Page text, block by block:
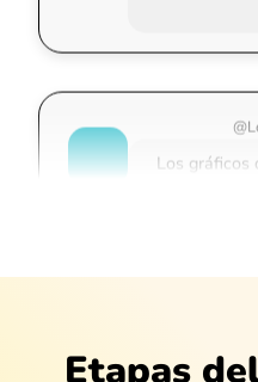
Los
más me
Etapas